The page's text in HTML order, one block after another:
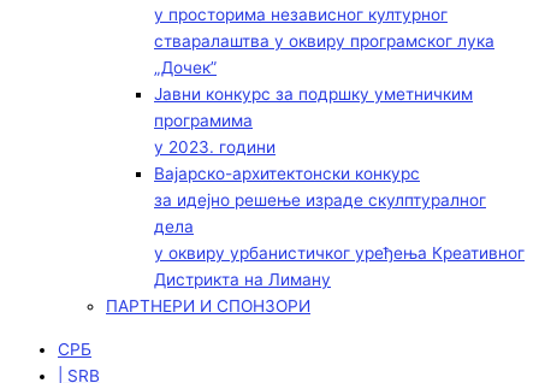
у просторима независног културног
стваралаштва у оквиру програмског лука
„Дочек”
Јавни конкурс за подршку уметничким
програмима
у 2023. години
Вајарско-архитектонски конкурс
за идејно решење израде скулптуралног
дела
у оквиру урбанистичког уређења Креативног
Дистрикта на Лиману
ПАРТНЕРИ И СПОНЗОРИ
СРБ
| SRB